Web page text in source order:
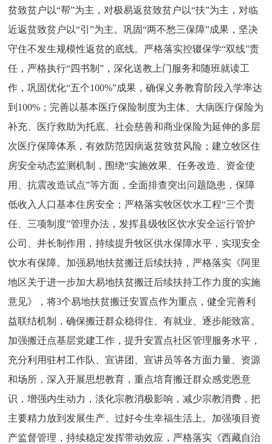
贫致贫户以“帮”为主，对极易返贫致贫户以“扶”为主，对临
近返贫致贫户以“引”为主。巩固“两不愁三保障”成果，坚决
守住不发生规模性返贫的底线。严格落实控辍保学“双线”责
任，严格执行“四书制”，深化送教上门服务和随班就读工
作，巩固优化“五个100%”成果，确保义务教育阶段入学率达
到100%；完善以基本医疗保险制度为主体、大病医疗保险为
补充、医疗救助为托底、社会慈善和商业保险为延伸的多层
次医疗保障体系，有效防范因病返贫致贫风险；建立牧区住
房安全动态监测机制，围绕“实施效果、任务改造、资金使
用、抗震改造试点”等方面，全面排查突出问题隐患，保障
低收入人口基本住房安全；严格落实牧区饮水工程“三个责
任、三项制度”管理办法，发挥县级牧区饮水安全运行管护
公司、井长制作用，持续提升牧区供水保障水平，实现安全
饮水有保障。加强易地扶贫搬迁后续扶持，严格落实《阿里
地区关于进一步加大易地扶贫搬迁后续扶持工作力度的实施
意见》，将3个易地扶贫搬迁安置点作为重点，健全完善利
益联结机制，确保搬迁群众稳得住、有就业、逐步能致富。
加强搬迁点基层党建工作，提升安置点社区管理服务水平，
充分利用驻村工作队、宣讲团、宣讲员等各方面力量、资源
和场所，深入开展思想教育，重点培育搬迁群众感党恩意
识，增强内生动力，淡化宗教消极影响，减少宗教消费，把
主要精力放到发展生产、过好今生幸福生活上。加强项目资
产监督管理，持续稳定发挥带动效应，严格落实《西藏自治